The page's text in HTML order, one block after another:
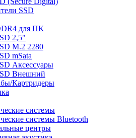
SSD
для ПК
2,5"
M.2 2280
mSata
Аксессуары
Внешний
Картридеры
системы
системы Bluetooth
центры